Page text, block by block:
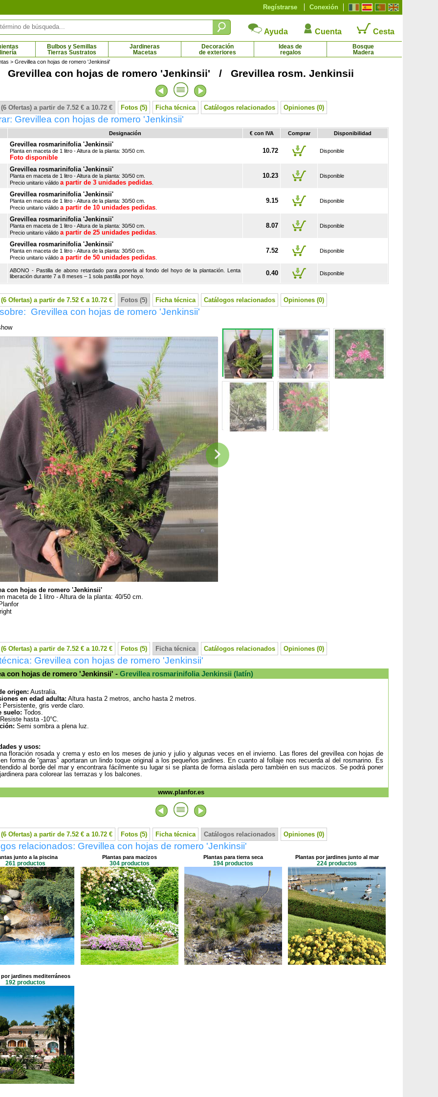
Conexión
Regístrarse
Ayuda Cuenta Cesta
Bulbos y Semillas
Tierras Sustratos
Jardineras
Macetas
Decoración
de exteriores
Ideas de
regalos
Bosque
Madera
Mora-Frambuesa Tayberry
> Grevillea con hojas de romero 'Jenkinsii'
Grevillea con hojas de romero 'Jenkinsii' / Grevillea rosm. Jenkinsii
Ofertas) a partir de 7.52 € a 10.72 € Fotos (5) Ficha técnica Catálogos relacionados Opiniones (0)
Grevillea con hojas de romero 'Jenkinsii'
Designación € con IVA Comprar Disponibilidad
Grevillea rosmarinifolia 'Jenkinsii'
Planta en maceta de 1 litro - Altura de la planta: 30/50 cm.
Foto disponible
10.72 Disponible
Grevillea rosmarinifolia 'Jenkinsii'
Planta en maceta de 1 litro - Altura de la planta: 30/50 cm.
Precio unitario válido a partir de 3 unidades pedidas
10.23 Disponible
Grevillea rosmarinifolia 'Jenkinsii'
Planta en maceta de 1 litro - Altura de la planta: 30/50 cm.
Precio unitario válido a partir de 10 unidades pedidas
9.15 Disponible
Grevillea rosmarinifolia 'Jenkinsii'
Planta en maceta de 1 litro - Altura de la planta: 30/50 cm.
Precio unitario válido a partir de 25 unidades pedidas
8.07 Disponible
Grevillea rosmarinifolia 'Jenkinsii'
Planta en maceta de 1 litro - Altura de la planta: 30/50 cm.
Precio unitario válido a partir de 50 unidades pedidas
7.52 Disponible
ABONO - Pastilla de abono retardado para ponerla al fondo del hoyo de la plantación. Lenta
liberación durante 7 a 8 meses – 1 sola pastilla por hoyo.
0.40 Disponible
Ofertas) a partir de 7.52 € a 10.72 € Fotos (5) Ficha técnica Catálogos relacionados Opiniones (0)
Grevillea con hojas de romero 'Jenkinsii'
con hojas de romero 'Jenkinsii'
maceta de 1 litro - Altura de la planta: 40/50 cm.
Planfor
Ofertas) a partir de 7.52 € a 10.72 € Fotos (5) Ficha técnica Catálogos relacionados Opiniones (0)
Grevillea con hojas de romero 'Jenkinsii'
con hojas de romero 'Jenkinsii' - Grevillea rosmarinifolia Jenkinsii (latín)
origen: Australia.
en edad adulta: Altura hasta 2 metros, ancho hasta 2 metros.
Persistente, gris verde claro.
suelo: Todos.
Resiste hasta -10°C.
Semi sombra a plena luz.
y usos:
floración rosada y crema y esto en los meses de junio y julio y algunas veces en el invierno. Las flores del grevillea con hojas de
forma de “garras” aportaran un lindo toque original a los pequeños jardines. En cuanto al follaje nos recuerda al del rosmarino. Es
al borde del mar y encontrara fácilmente su lugar si se planta de forma aislada pero también en sus macizos. Se podrá poner
para colorear las terrazas y los balcones.
www.planfor.es
Ofertas) a partir de 7.52 € a 10.72 € Fotos (5) Ficha técnica Catálogos relacionados Opiniones (0)
relacionados: Grevillea con hojas de romero 'Jenkinsii'
junto a la piscina
261 productos
Plantas para macizos
304 productos
Plantas para tierra seca
194 productos
Plantas por jardines junto al mar
224 productos
por jardines mediterráneos
192 productos